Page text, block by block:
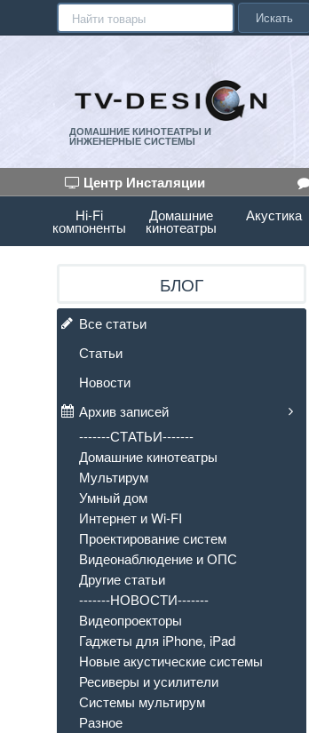
Искать
ДОМАШНИЕ КИНОТЕАТРЫ И
ИНЖЕНЕРНЫЕ СИСТЕМЫ
Центр Инсталяции
Hi-Fi
компоненты
Домашние
кинотеатры
Акустика
БЛОГ
Все статьи
Статьи
Новости
Архив записей
-------СТАТЬИ-------
Домашние кинотеатры
Мультирум
Умный дом
Интернет и Wi-FI
Проектирование систем
Видеонаблюдение и ОПС
Другие статьи
-------НОВОСТИ-------
Видеопроекторы
Гаджеты для iPhone, iPad
Новые акустические системы
Ресиверы и усилители
Системы мультирум
Разное